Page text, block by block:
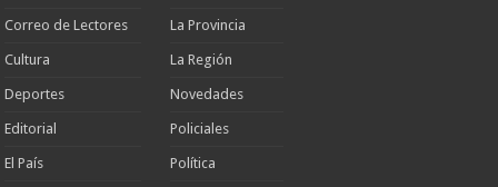
Correo de Lectores
Cultura
Deportes
Editorial
El País
La Provincia
La Región
Novedades
Policiales
Política